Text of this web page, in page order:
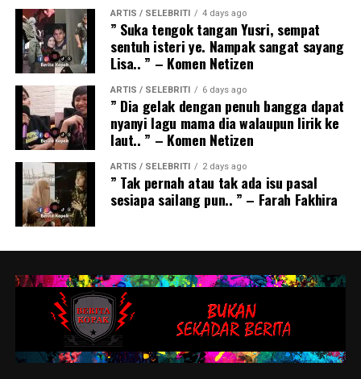
ARTIS / SELEBRITI 4 days ago
” Suka tengok tangan Yusri, sempat
sentuh isteri ye. Nampak sangat sayang
Lisa.. ” – Komen Netizen
ARTIS / SELEBRITI 6 days ago
” Dia gelak dengan penuh bangga dapat
nyanyi lagu mama dia walaupun lirik ke
laut.. ” – Komen Netizen
ARTIS / SELEBRITI 2 days ago
” Tak pernah atau tak ada isu pasal
sesiapa sailang pun.. ” – Farah Fakhira